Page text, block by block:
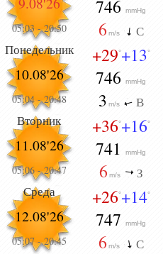
05:03-20:50
746mmHg
6 m/s С
Понедельник
10.08'26
05:04-20:48
+29°+13°
746mmHg
3 m/s В
Вторник
11.08'26
05:06-20:47
+36°+16°
741mmHg
6 m/s З
Среда
12.08'26
05:07-20:45
+26°+14°
747mmHg
6 m/s С